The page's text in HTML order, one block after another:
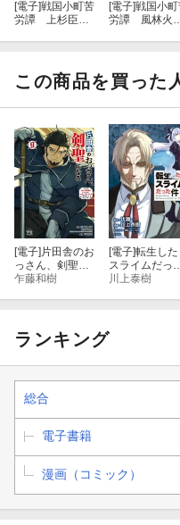
[電子]戦国小町苦
労譚 上杉臣
[電子]戦国小
労譚 風林火
この商品を買った
[電子] 片田舎のお
っさん、剣聖に
なる〜ただの田
俺を放ってくれ
ない件〜 9
乍藤和樹
[電子]転生した
スライムだっ
件（３２）
川上泰樹
ランキング
総合
電子書籍
漫画（コミック）